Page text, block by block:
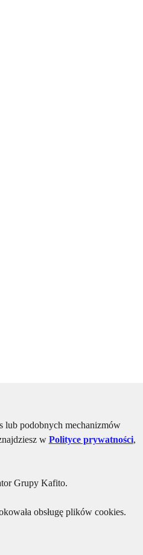
lub podobnych mechanizmów
w Polityce prywatności,
Grupy Kafito.
obsługę plików cookies.